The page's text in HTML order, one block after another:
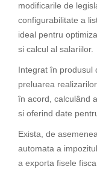
modificarile de
configurabilitate a
ideal pentru
si calcul al salariilor.
Integrat în produsul
preluarea
în acord, calculând
si oferind date
Exista, de
automata a
a exporta fisele